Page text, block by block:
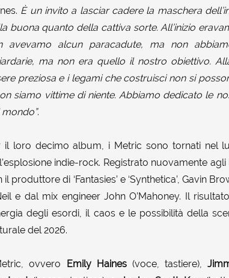
È un invito a lasciar cadere la maschera
buona quanto della cattiva sorte. All’inizio
avevamo alcun paracadute, ma non
ma non era quello il nostro obiettivo.
preziosa e i legami che costruisci non si
siamo vittime di niente. Abbiamo dedicato le
.
il loro decimo album, i Metric sono tornati nel
indie-rock. Registrato nuovamente
il produttore di ‘Fantasies’ e ‘Synthetica’, Gavin
e dal mix engineer John O’Mahoney. Il
degli esordi, il caos e le possibilità della
del 2026.
ovvero Emily Haines(voce, tastiere),